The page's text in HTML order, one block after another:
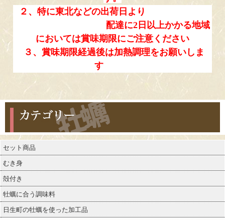
２、特に東北などの出荷日より
配達に2日以上かかる地域
においては賞味期限にご注意ください
３、賞味期限経過後は加熱調理をお願いしま
す
カテゴリー
セット商品
むき身
殻付き
牡蠣に合う調味料
日生町の牡蠣を使った加工品